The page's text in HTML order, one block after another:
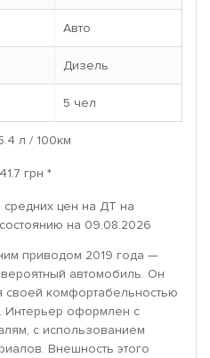
Авто
Дизель
5 чел
л / 100км
грн *
средних цен на ДТ на
на 09.08.2026
приводом 2019 года —
автомобиль. Он
своей комфортабельностью
Интерьер оформлен с
с использованием
Внешность этого